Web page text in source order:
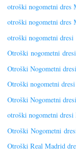
otroški nogometni dres
otroški nogometni dres
otroški nogometni dresi
Otroški nogometni dresi
Otroški Nogometni
Otroški nogometni
Otroški Nogometni
otroški nogometni dresi
Otroški Nogometni
Otroški Real Madrid